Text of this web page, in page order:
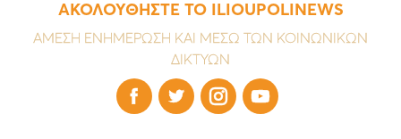
ΑΚΟΛΟΥΘΗΣΤΕ ΤΟ ILIOUPOLINEWS
ΑΜΕΣΗ ΕΝΗΜΕΡΩΣΗ ΚΑΙ ΜΕΣΩ ΤΩΝ ΚΟΙΝΩΝΙΚΩΝ
ΔΙΚΤΥΩΝ
   